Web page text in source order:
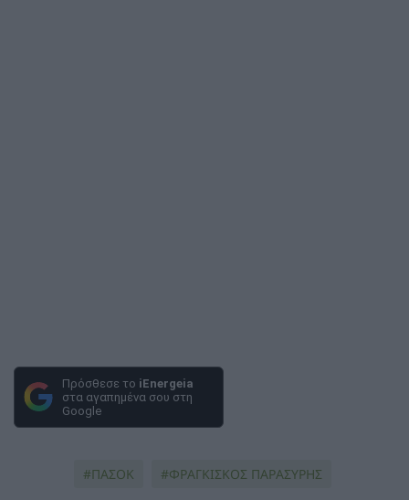
Πρόσθεσε το iEnergeia
στα αγαπημένα σου στη
Google
ΠΑΣΟΚ ΦΡΑΓΚΙΣΚΟΣ ΠΑΡΑΣΥΡΗΣ